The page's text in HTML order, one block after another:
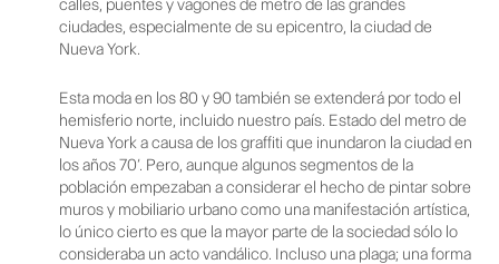
calles, puentes y vagones de metro de las grandes
ciudades, especialmente de su epicentro, la ciudad de
Nueva York.
Esta moda en los 80 y 90 también se extenderá por todo el
hemisferio norte, incluido nuestro país. Estado del metro de
Nueva York a causa de los graffiti que inundaron la ciudad en
los años 70′. Pero, aunque algunos segmentos de la
población empezaban a considerar el hecho de pintar sobre
muros y mobiliario urbano como una manifestación artística,
lo único cierto es que la mayor parte de la sociedad sólo lo
consideraba un acto vandálico. Incluso una plaga; una forma